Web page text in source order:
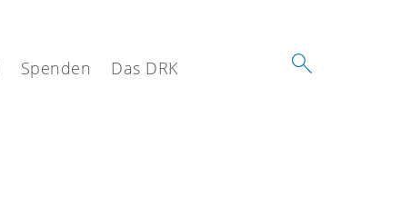
Spenden Das DRK